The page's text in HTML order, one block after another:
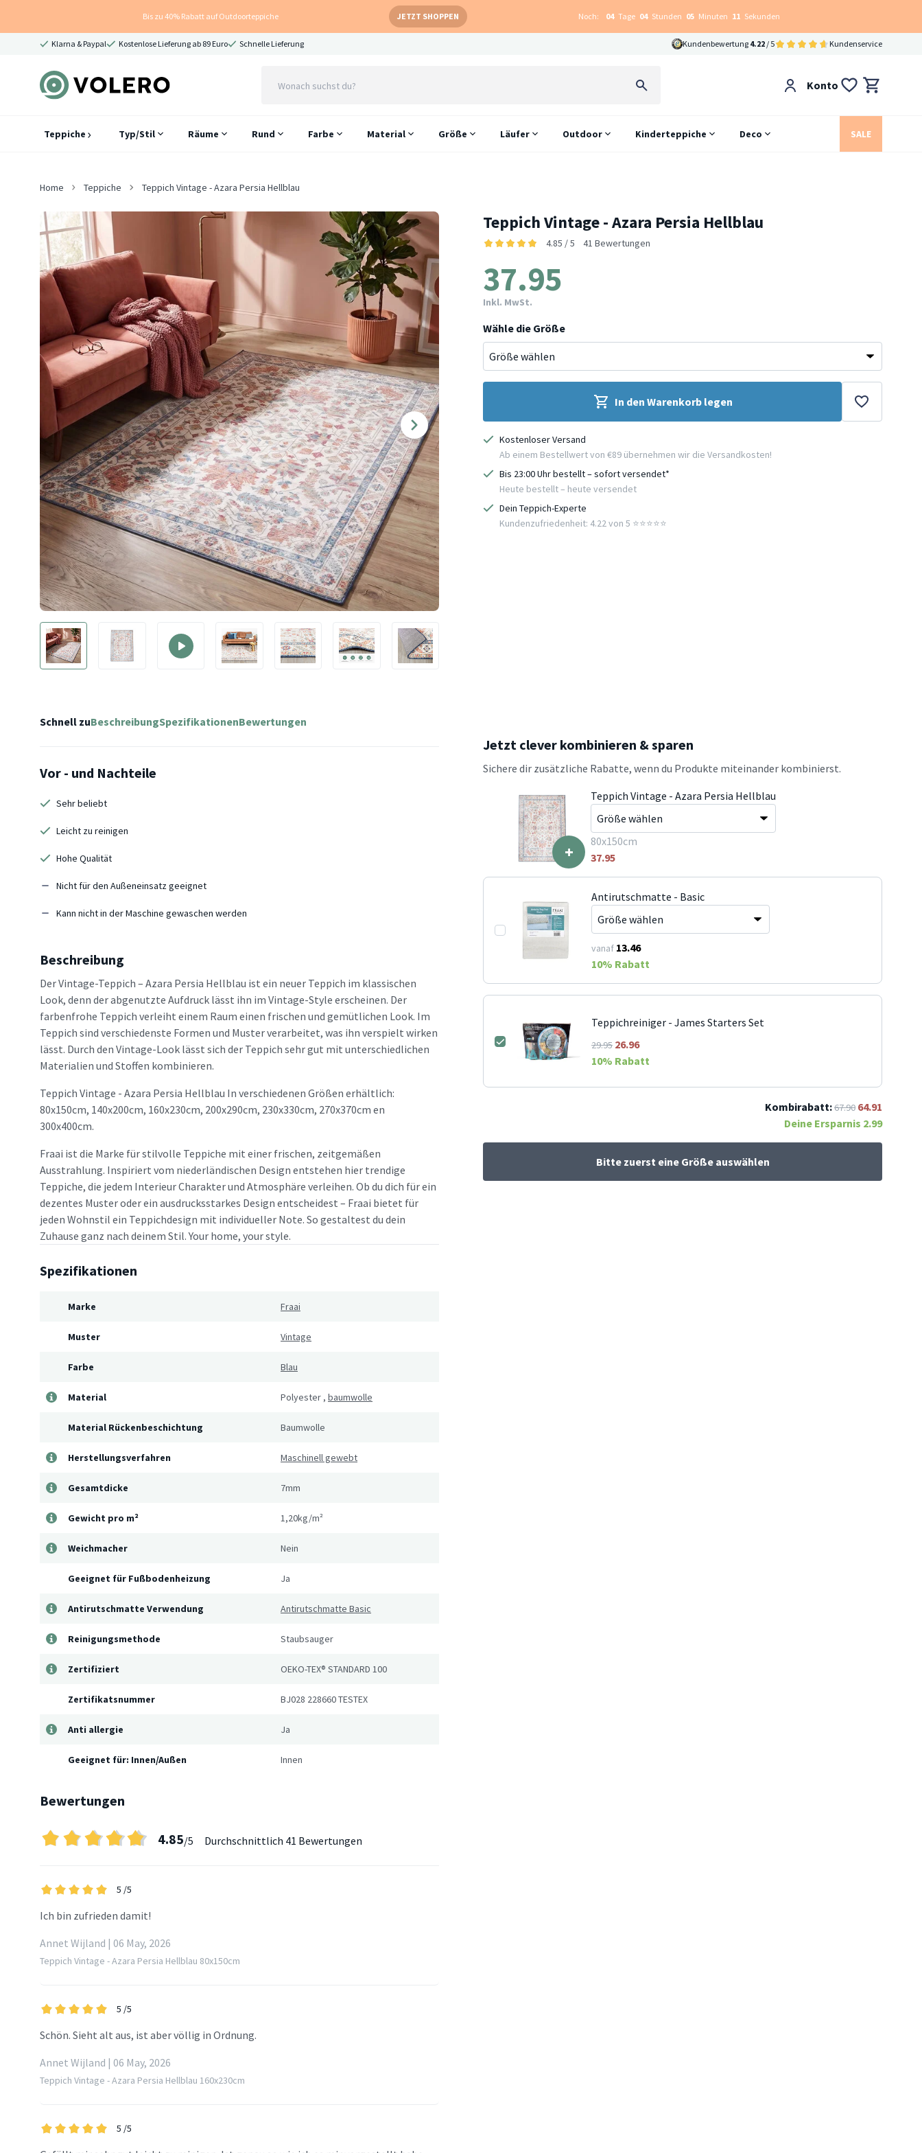
Bis zu 40% Rabatt auf Outdoorteppiche JETZT SHOPPEN Noch: 04 Tage 04 Stunden 05 Minuten 10 Sekunden
Klarna & Paypal Kostenlose Lieferung ab 89 Euro Schnelle Lieferung Kundenbewertung 4.22 / 5 Kundenservice
Konto
Teppiche Typ/Stil Räume Rund Farbe Material Größe Läufer Outdoor Kinderteppiche Deco SALE
Home Teppiche Teppich Vintage - Azara Persia Hellblau
Teppich Vintage - Azara Persia Hellblau
4.85 / 5 41 Bewertungen
37.95
Inkl. MwSt.
Wähle die Größe
In den Warenkorb legen
Kostenloser Versand
Ab einem Bestellwert von €89 übernehmen wir die Versandkosten!
Bis 23:00 Uhr bestellt – sofort versendet*
Heute bestellt – heute versendet
Dein Teppich-Experte
Kundenzufriedenheit: 4.22 von 5 ⭐️⭐️⭐️⭐️⭐️
Schnell zuBeschreibungSpezifikationenBewertungen
Vor - und Nachteile
Sehr beliebt
Leicht zu reinigen
Hohe Qualität
Nicht für den Außeneinsatz geeignet
Kann nicht in der Maschine gewaschen werden
Beschreibung
Der Vintage-Teppich – Azara Persia Hellblau ist ein neuer Teppich im klassischen
Look, denn der abgenutzte Aufdruck lässt ihn im Vintage-Style erscheinen. Der
farbenfrohe Teppich verleiht einem Raum einen frischen und gemütlichen Look. Im
Teppich sind verschiedenste Formen und Muster verarbeitet, was ihn verspielt wirken
lässt. Durch den Vintage-Look lässt sich der Teppich sehr gut mit unterschiedlichen
Materialien und Stoffen kombinieren.
Teppich Vintage - Azara Persia Hellblau In verschiedenen Größen erhältlich:
80x150cm, 140x200cm, 160x230cm, 200x290cm, 230x330cm, 270x370cm en
300x400cm.
Fraai ist die Marke für stilvolle Teppiche mit einer frischen, zeitgemäßen
Ausstrahlung. Inspiriert vom niederländischen Design entstehen hier trendige
Teppiche, die jedem Interieur Charakter und Atmosphäre verleihen. Ob du dich für ein
dezentes Muster oder ein ausdrucksstarkes Design entscheidest – Fraai bietet für
jeden Wohnstil ein Teppichdesign mit individueller Note. So gestaltest du dein
Zuhause ganz nach deinem Stil. Your home, your style.
Spezifikationen
Marke Fraai
Muster Vintage
Farbe Blau
Material Polyester , baumwolle
Material Rückenbeschichtung Baumwolle
Herstellungsverfahren Maschinell gewebt
Gesamtdicke 7mm
Gewicht pro m² 1,20kg/m²
Weichmacher Nein
Geeignet für Fußbodenheizung Ja
Antirutschmatte Verwendung Antirutschmatte Basic
Reinigungsmethode Staubsauger
Zertifiziert OEKO-TEX® STANDARD 100
Zertifikatsnummer BJ028 228660 TESTEX
Anti allergie Ja
Geeignet für: Innen/Außen Innen
Bewertungen
4.85/5 Durchschnittlich 41 Bewertungen
5 /5
Ich bin zufrieden damit!
Annet Wijland | 06 May, 2026
Teppich Vintage - Azara Persia Hellblau 80x150cm
5 /5
Schön. Sieht alt aus, ist aber völlig in Ordnung.
Annet Wijland | 06 May, 2026
Teppich Vintage - Azara Persia Hellblau 160x230cm
5 /5
Jetzt clever kombinieren & sparen
Sichere dir zusätzliche Rabatte, wenn du Produkte miteinander kombinierst.
+
Teppich Vintage - Azara Persia Hellblau
80x150cm
37.95
Antirutschmatte - Basic
vanaf 13.46
10% Rabatt
Teppichreiniger - James Starters Set
29.95 26.96
10% Rabatt
Kombirabatt:67.90 64.91
Deine Ersparnis 2.99
Bitte zuerst eine Größe auswählen